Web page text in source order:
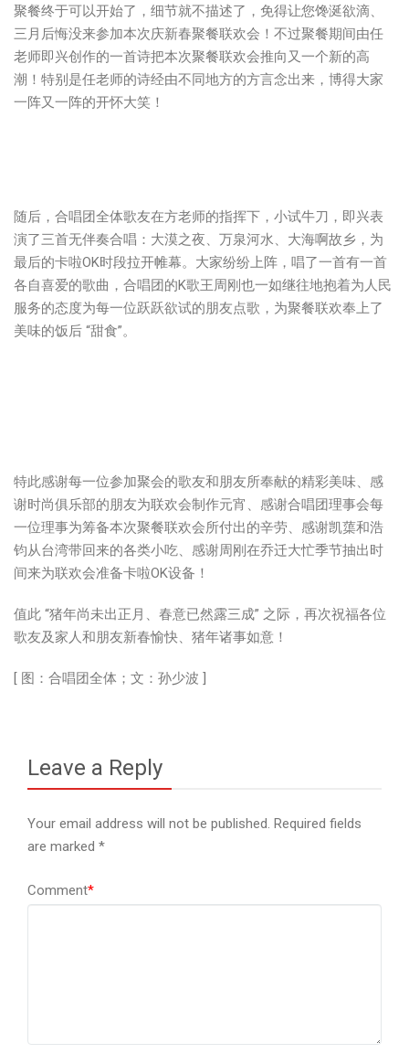
聚餐终于可以开始了，细节就不描述了，免得让您馋涎欲滴、
三月后悔没来参加本次庆新春聚餐联欢会！不过聚餐期间由任
老师即兴创作的一首诗把本次聚餐联欢会推向又一个新的高
潮！特别是任老师的诗经由不同地方的方言念出来，博得大家
一阵又一阵的开怀大笑！
随后，合唱团全体歌友在方老师的指挥下，小试牛刀，即兴表
演了三首无伴奏合唱：大漠之夜、万泉河水、大海啊故乡，为
最后的卡啦OK时段拉开帷幕。大家纷纷上阵，唱了一首有一首
各自喜爱的歌曲，合唱团的K歌王周刚也一如继往地抱着为人民
服务的态度为每一位跃跃欲试的朋友点歌，为聚餐联欢奉上了
美味的饭后 “甜食”。
特此感谢每一位参加聚会的歌友和朋友所奉献的精彩美味、感
谢时尚俱乐部的朋友为联欢会制作元宵、感谢合唱团理事会每
一位理事为筹备本次聚餐联欢会所付出的辛劳、感谢凯蕖和浩
钧从台湾带回来的各类小吃、感谢周刚在乔迁大忙季节抽出时
间来为联欢会准备卡啦OK设备！
值此 “猪年尚未出正月、春意已然露三成” 之际，再次祝福各位
歌友及家人和朋友新春愉快、猪年诸事如意！
[ 图：合唱团全体；文：孙少波 ]
Leave a Reply
Your email address will not be published. Required fields
are marked *
Comment*